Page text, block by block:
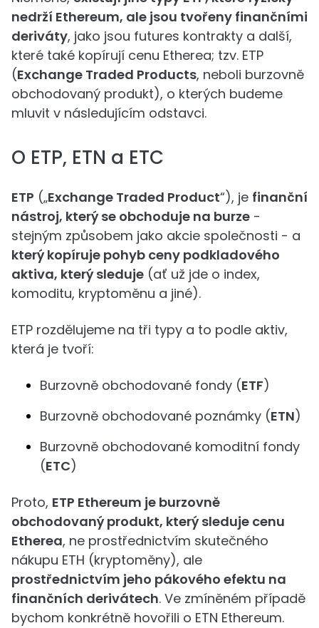
nedrží Ethereum, ale jsou tvořeny finančními
deriváty, jako jsou futures kontrakty a další,
které také kopírují cenu Etherea; tzv. ETP
(Exchange Traded Products, neboli burzovně
obchodovaný produkt), o kterých budeme
mluvit v následujícím odstavci.
O ETP, ETN a ETC
ETP („Exchange Traded Product“), je finanční
nástroj, který se obchoduje na burze -
stejným způsobem jako akcie společnosti - a
který kopíruje pohyb ceny podkladového
aktiva, který sleduje (ať už jde o index,
komoditu, kryptoměnu a jiné).
ETP rozdělujeme na tři typy a to podle aktiv,
která je tvoří:
Burzovně obchodované fondy (ETF)
Burzovně obchodované poznámky (ETN)
Burzovně obchodované komoditní fondy
(ETC)
Proto, ETP Ethereum je burzovně
obchodovaný produkt, který sleduje cenu
Etherea, ne prostřednictvím skutečného
nákupu ETH (kryptoměny), ale
prostřednictvím jeho pákového efektu na
finančních derivátech. Ve zmíněném případě
bychom konkrétně hovořili o ETN Ethereum.